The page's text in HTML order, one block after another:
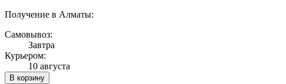
Получение в Алматы:
Самовывоз:
Завтра
Курьером:
10 августа
В корзину